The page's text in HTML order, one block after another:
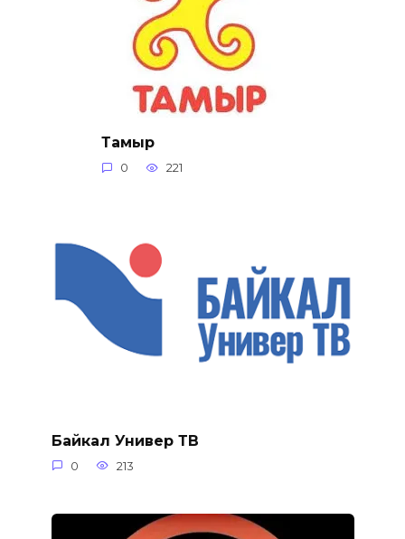
Тамыр
0 221
Байкал Универ ТВ
0 213